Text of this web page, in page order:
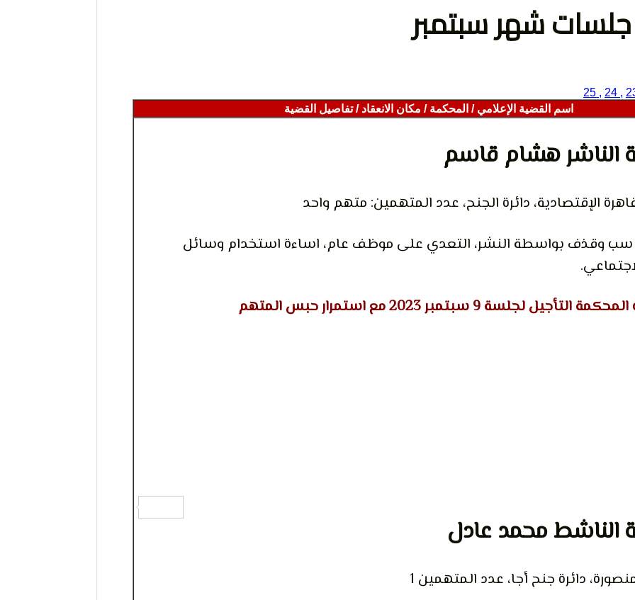
جلسات شهر سبتمبر
, 24
, 25
اسم القضية الإعلامي / المحكمة / مكان الانعقاد / تفاصيل القضية
الناشر هشام قاسم
الإقتصادية، دائرة الجنح، عدد المتهمين: متهم واحد
سب وقذف بواسطة النشر، التعدي على موظف عام، اساءة استخدام وسائل
لجلسة 9 سبتمبر 2023 مع استمرار حبس المتهم
الناشط محمد عادل
دائرة جنح أجا، عدد المتهمين 1